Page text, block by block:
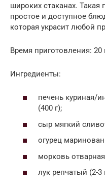
широких стаканах. Такая
простое и доступное
которая украсит любой
Время приготовления:
Ингредиенты:
печень куриная/
(400 г);
сыр мягкий
огурец
морковь
лук репчатый (2-3